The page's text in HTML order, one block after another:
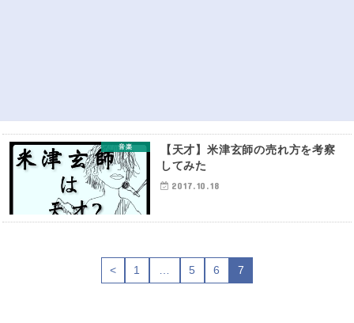
音楽
【天才】米津玄師の売れ方を考察
してみた
2017.10.18
< 1 … 5 6 7